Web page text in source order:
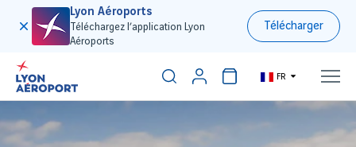
Lyon Aéroports
Téléchargez l’application Lyon
Aéroports
Télécharger
FR